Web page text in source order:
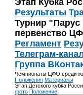
Этап Кубка
Результаты
Турнир
первенство
Регламент
Телеграм-
Группа
Чемпионаты ЦФО среди
Положения Материалы
Этап Детского кубка
фото Положение